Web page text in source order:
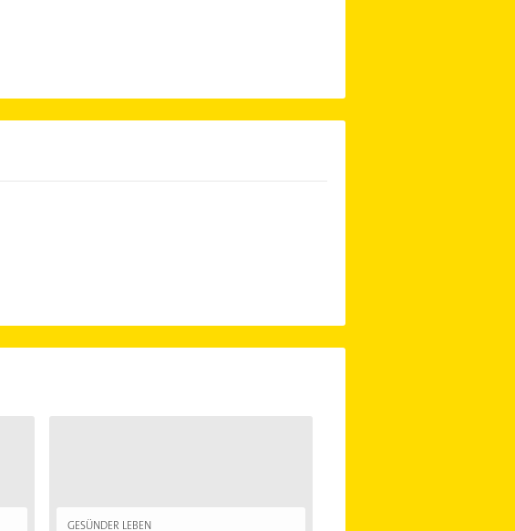
GESÜNDER LEBEN